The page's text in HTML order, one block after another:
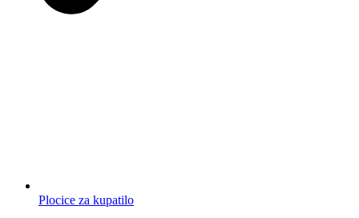
Plocice za kupatilo